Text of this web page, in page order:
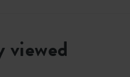
viewed